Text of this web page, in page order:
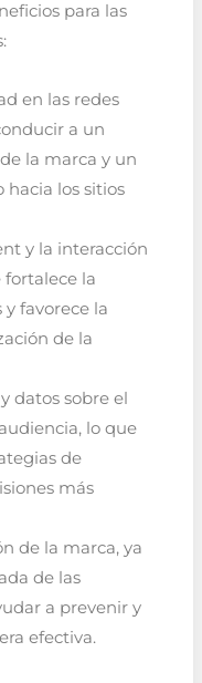
para las
en las redes
a un
la marca y un
los sitios
y la interacción
fortalece la
y favorece la
de la
datos sobre el
lo que
de
más
de la marca, ya
de las
a prevenir y
efectiva.